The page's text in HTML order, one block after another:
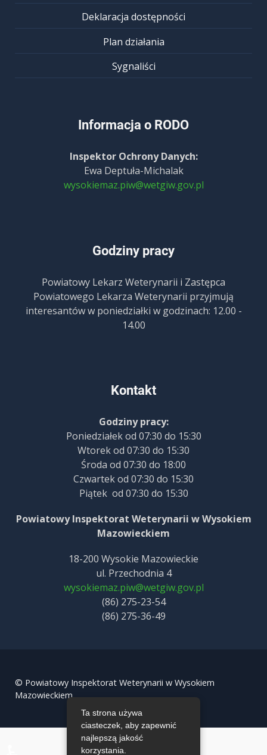
Ta strona używa
ciasteczek, aby zapewnić
najlepszą jakość
korzystania.
Deklaracja dostępności
Plan działania
Sygnaliści
Informacja o RODO
Inspektor Ochrony Danych:
Ewa Deptuła-Michalak
wysokiemaz.piw@wetgiw.gov.pl
Godziny pracy
Powiatowy Lekarz Weterynarii i Zastępca
Powiatowego Lekarza Weterynarii przyjmują
interesantów w poniedziałki w godzinach: 12.00 -
14.00
Kontakt
Godziny pracy:
Poniedziałek od 07:30 do 15:30
Wtorek od 07:30 do 15:30
Środa od 07:30 do 18:00
Czwartek od 07:30 do 15:30
Piątek od 07:30 do 15:30
Powiatowy Inspektorat Weterynarii w Wysokiem
Mazowieckiem
18-200 Wysokie Mazowieckie
ul. Przechodnia 4
wysokiemaz.piw@wetgiw.gov.pl
(86) 275-23-54
(86) 275-36-49
© Powiatowy Inspektorat Weterynarii w Wysokiem
Mazowieckiem.